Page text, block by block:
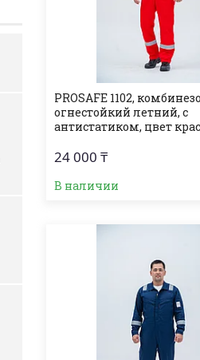
PROSAFE 1102,
огнеcтойкий летний, с
антистатиком, цвет
24 000 ₸
В наличии